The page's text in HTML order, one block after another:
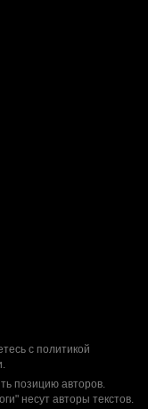
с политикой
.
позицию авторов.
несут авторы текстов.